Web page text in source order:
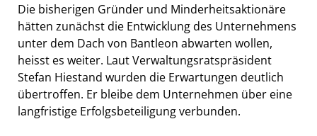
Die bisherigen Gründer und Minderheitsaktionäre
hätten zunächst die Entwicklung des Unternehmens
unter dem Dach von Bantleon abwarten wollen,
heisst es weiter. Laut Verwaltungsratspräsident
Stefan Hiestand wurden die Erwartungen deutlich
übertroffen. Er bleibe dem Unternehmen über eine
langfristige Erfolgsbeteiligung verbunden.